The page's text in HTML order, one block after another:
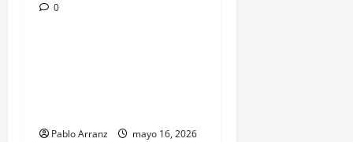
0
Pablo Arranz
mayo 16, 2026